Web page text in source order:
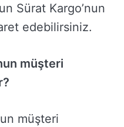
Sürat Kargo’nun
edebilirsiniz.
müşteri
müşteri